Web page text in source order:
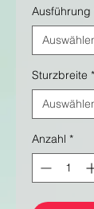
Ausführung
Sturzbreite *
Anzahl *